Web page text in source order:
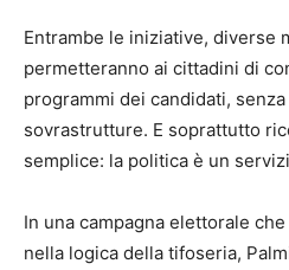
Entrambe le iniziative, diverse
permetteranno ai cittadini di
programmi dei candidati,
sovrastrutture. E soprattutto
semplice: la politica è un
In una campagna elettorale
nella logica della tifoseria,